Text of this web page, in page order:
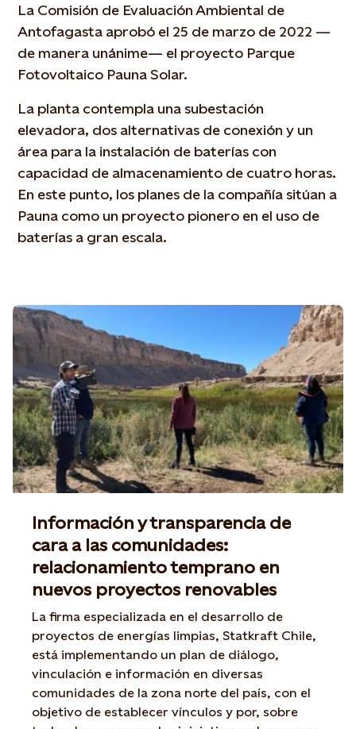
La Comisión de Evaluación Ambiental de
Antofagasta aprobó el 25 de marzo de 2022 —
de manera unánime— el proyecto Parque
Fotovoltaico Pauna Solar.
La planta contempla una subestación
elevadora, dos alternativas de conexión y un
área para la instalación de baterías con
capacidad de almacenamiento de cuatro horas.
En este punto, los planes de la compañía sitúan a
Pauna como un proyecto pionero en el uso de
baterías a gran escala.
Información y transparencia de
cara a las comunidades:
relacionamiento temprano en
nuevos proyectos renovables
La firma especializada en el desarrollo de
proyectos de energías limpias, Statkraft Chile,
está implementando un plan de diálogo,
vinculación e información en diversas
comunidades de la zona norte del país, con el
objetivo de establecer vínculos y por, sobre